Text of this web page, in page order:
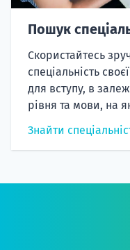
Пошук
Скористайтесь
спеціальність
для вступу, в
рівня та мови, на
Знайти